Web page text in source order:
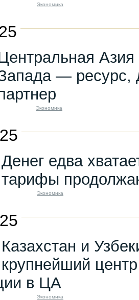
Экономика
—
Экономика
Денег едва
тарифы
Экономика
Казахстан и
крупнейший
в ЦА
Экономика